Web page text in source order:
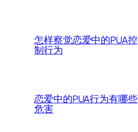
怎样察觉恋爱中的PUA控
制行为
恋爱中的PUA行为有哪些
危害